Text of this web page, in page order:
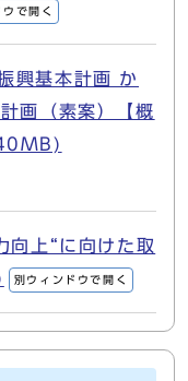
で開く
興基本計画 か
画（素案）【概
向上“に向けた取
別ウィンドウで開く